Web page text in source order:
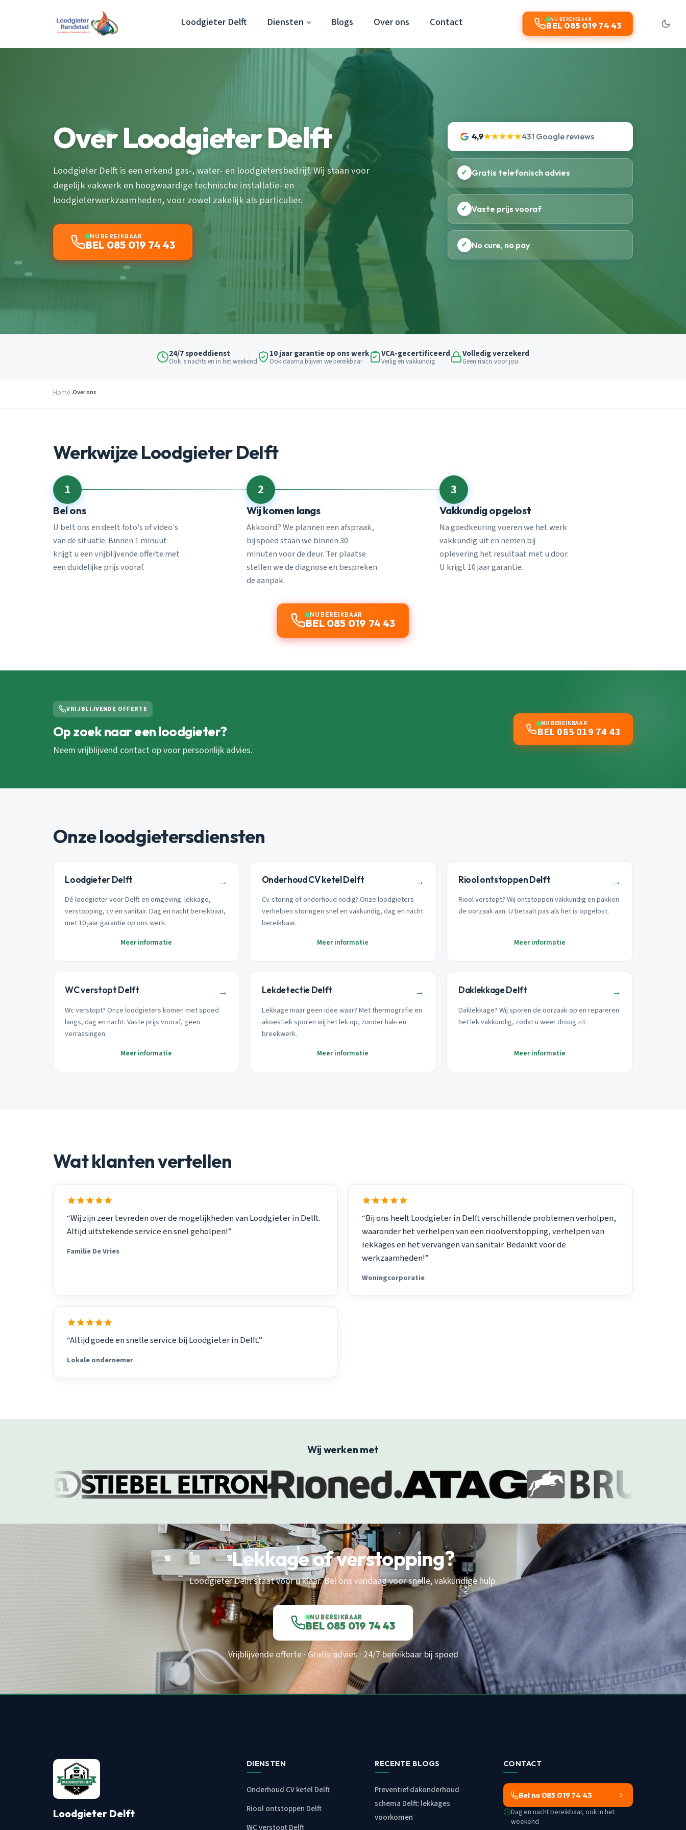
Loodgieter Delft Diensten Blogs Over ons Contact NU BEREIKBAAR
BEL 085 019 74 43
Over Loodgieter Delft
Loodgieter Delft is een erkend gas-, water- en loodgietersbedrijf. Wij staan voor
degelijk vakwerk en hoogwaardige technische installatie- en
loodgieterwerkzaamheden, voor zowel zakelijk als particulier.
NU BEREIKBAAR
BEL 085 019 74 43
4,9★★★★★431 Google reviews
✓ Gratis telefonisch advies
✓ Vaste prijs vooraf
✓ No cure, no pay
24/7 spoeddienst
Ook 's nachts en in het weekend
10 jaar garantie op ons werk
Ook daarna blijven we bereikbaar
VCA-gecertificeerd
Veilig en vakkundig
Volledig verzekerd
Geen risico voor jou
Home Over ons
Werkwijze Loodgieter Delft
1
Bel ons
U belt ons en deelt foto's of video's
van de situatie. Binnen 1 minuut
krijgt u een vrijblijvende offerte met
een duidelijke prijs vooraf.
2
Wij komen langs
Akkoord? We plannen een afspraak,
bij spoed staan we binnen 30
minuten voor de deur. Ter plaatse
stellen we de diagnose en bespreken
de aanpak.
3
Vakkundig opgelost
Na goedkeuring voeren we het werk
vakkundig uit en nemen bij
oplevering het resultaat met u door.
U krijgt 10 jaar garantie.
NU BEREIKBAAR
BEL 085 019 74 43
VRIJBLIJVENDE OFFERTE
Op zoek naar een loodgieter?
Neem vrijblijvend contact op voor persoonlijk advies.
NU BEREIKBAAR
BEL 085 019 74 43
Onze loodgietersdiensten
Loodgieter Delft →
Dé loodgieter voor Delft en omgeving: lekkage,
verstopping, cv en sanitair. Dag en nacht bereikbaar,
met 10 jaar garantie op ons werk.
Meer informatie
Onderhoud CV ketel Delft →
Cv-storing of onderhoud nodig? Onze loodgieters
verhelpen storingen snel en vakkundig, dag en nacht
bereikbaar.
Meer informatie
Riool ontstoppen Delft →
Riool verstopt? Wij ontstoppen vakkundig en pakken
de oorzaak aan. U betaalt pas als het is opgelost.
Meer informatie
WC verstopt Delft →
Wc verstopt? Onze loodgieters komen met spoed
langs, dag en nacht. Vaste prijs vooraf, geen
verrassingen.
Meer informatie
Lekdetectie Delft →
Lekkage maar geen idee waar? Met thermografie en
akoestiek sporen wij het lek op, zonder hak- en
breekwerk.
Meer informatie
Daklekkage Delft →
Daklekkage? Wij sporen de oorzaak op en repareren
het lek vakkundig, zodat u weer droog zit.
Meer informatie
Wat klanten vertellen
“Wij zijn zeer tevreden over de mogelijkheden van Loodgieter in Delft.
Altijd uitstekende service en snel geholpen!”
Familie De Vries
“Bij ons heeft Loodgieter in Delft verschillende problemen verholpen,
waaronder het verhelpen van een rioolverstopping, verhelpen van
lekkages en het vervangen van sanitair. Bedankt voor de
werkzaamheden!”
Woningcorporatie
“Altijd goede en snelle service bij Loodgieter in Delft.”
Lokale ondernemer
Wij werken met
Lekkage of verstopping?
Loodgieter Delft staat voor u klaar. Bel ons vandaag voor snelle, vakkundige hulp.
NU BEREIKBAAR
BEL 085 019 74 43
Vrijblijvende offerte · Gratis advies · 24/7 bereikbaar bij spoed
Loodgieter Delft
DIENSTEN
Onderhoud CV ketel Delft
Riool ontstoppen Delft
WC verstopt Delft
RECENTE BLOGS
Preventief dakonderhoud
schema Delft: lekkages
voorkomen
CONTACT
Bel nu 085 019 74 43
Dag en nacht bereikbaar, ook in het
weekend